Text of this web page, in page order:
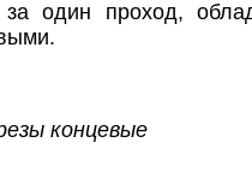
один проход,
концевые